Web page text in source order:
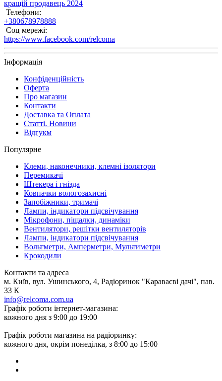
кращій продавець 2024
Телефони:
+380678978888
Соц мережі:
https://www.facebook.com/relcoma
Інформація
Конфіденційність
Оферта
Про магазин
Контакти
Доставка та Оплата
Статті. Новини
Відгукм
Популярне
Клеми, наконечники, клемні ізолятори
Перемикачі
Штекера і гнізда
Ковпачки вологозахисні
Запобіжники, тримачі
Лампи, індикатори підсвічування
Мікрофони, піщалки, динаміки
Вентилятори, решітки вентиляторів
Лампи, індикатори підсвічування
Вольтметри, Амперметри, Мультиметри
Крокодили
Контакти та адреса
м. Київ, вул. Ушинського, 4, Радіоринок "Караваєві дачі", пав.
33 К
info@relcoma.com.ua
Графік роботи інтернет-магазина:
кожного дня з 9:00 до 19:00
Графік роботи магазина на радіоринку:
кожного дня, окрім понеділка, з 8:00 до 15:00